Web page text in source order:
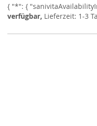
verfügbar, Lieferzeit: 1-3